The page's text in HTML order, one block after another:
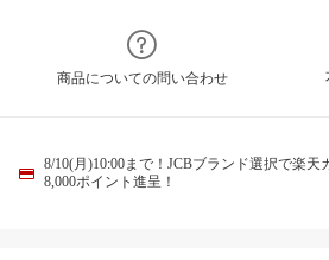
商品についての問い合わせ
8/10(月)10:00まで！JCBブランド選択で楽
8,000ポイント進呈！